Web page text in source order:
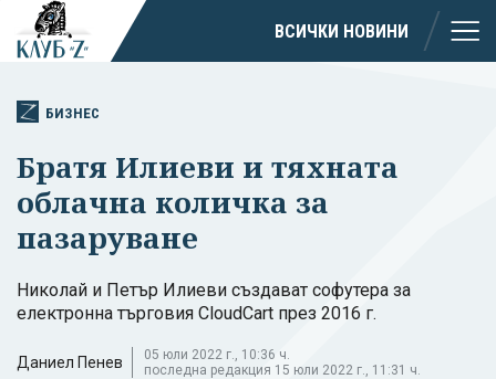
ВСИЧКИ НОВИНИ
БИЗНЕС
Братя Илиеви и тяхната
облачна количка за
пазаруване
Николай и Петър Илиеви създават софутера за
електронна търговия CloudCart през 2016 г.
Даниел Пенев
05 юли 2022 г., 10:36 ч.
последна редакция 15 юли 2022 г., 11:31 ч.